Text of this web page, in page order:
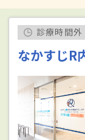
診療時間外
なかすじR